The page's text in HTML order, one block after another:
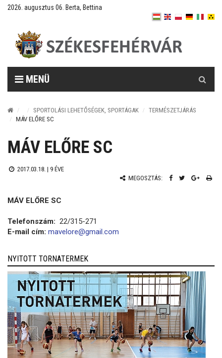
2026. augusztus 06. Berta, Bettina
MENÜ
SPORTOLÁSI LEHETŐSÉGEK, SPORTÁGAK
TERMÉSZETJÁRÁS
MÁV ELŐRE SC
MÁV ELŐRE SC
2017.03.18. | 9 ÉVE
MEGOSZTÁS:
MÁV ELŐRE SC
Telefonszám: 22/315-271
E-mail cím: mavelore@gmail.com
NYITOTT TORNATERMEK